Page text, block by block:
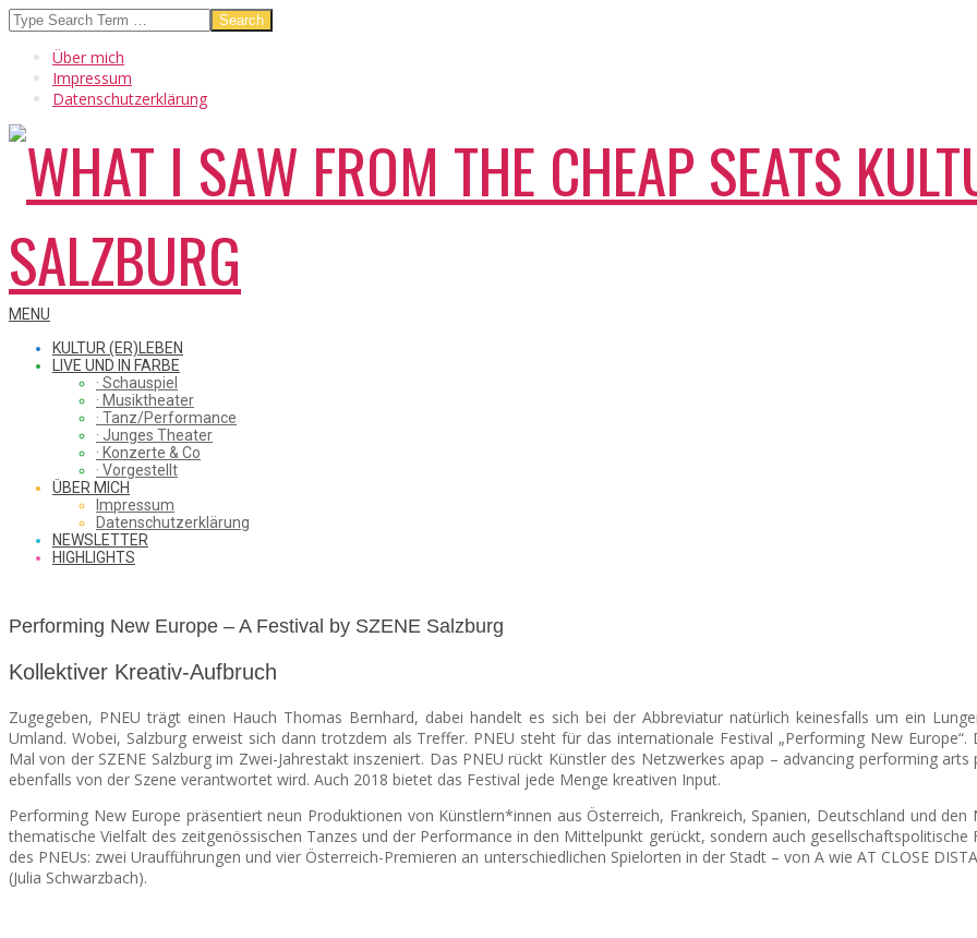
Skip
to
content
Search
Über mich
Impressum
Datenschutzerklärung
WHAT
SAW
FROM
THE
CHEAP
SEATS
Secondary
Menu
MENU
KULTUR (ER)LEBEN
LIVE UND IN FARBE
· Schauspiel
· Musiktheater
· Tanz/Performance
· Junges Theater
· Konzerte & Co
· Vorgestellt
ÜBER MICH
Impressum
Datenschutzerklärung
NEWSLETTER
HIGHLIGHTS
Performing New Europe – A Festival by SZENE Salzburg
Kollektiver Kreativ-Aufbruch
Zugegeben, PNEU trägt einen Hauch Thomas Bernhard, dabei handelt es sich bei der Abbreviatur natürlich keinesfalls um ein
Umland. Wobei, Salzburg erweist sich dann trotzdem als Treffer. PNEU steht für das internationale Festival „Performing New
Mal von der SZENE Salzburg im Zwei-Jahrestakt inszeniert. Das PNEU rückt Künstler des Netzwerkes apap – advancing performing
ebenfalls von der Szene verantwortet wird. Auch 2018 bietet das Festival jede Menge kreativen Input.
Performing New Europe präsentiert neun Produktionen von Künstlern*innen aus Österreich, Frankreich, Spanien, Deutschland und
thematische Vielfalt des zeitgenössischen Tanzes und der Performance in den Mittelpunkt gerückt, sondern auch
des PNEUs: zwei Uraufführungen und vier Österreich-Premieren an unterschiedlichen Spielorten in der Stadt – von A wie AT CLOSE
(Julia Schwarzbach).